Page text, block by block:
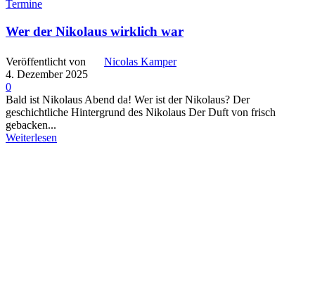
Termine
Wer der Nikolaus wirklich war
Veröffentlicht von
Nicolas Kamper
4. Dezember 2025
0
Bald ist Nikolaus Abend da! Wer ist der Nikolaus? Der
geschichtliche Hintergrund des Nikolaus Der Duft von frisch
gebacken...
Weiterlesen